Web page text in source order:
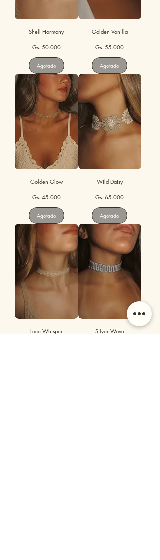
Shell Harmony
Precio
Gs. 50.000
Agotado
Golden Vanilla
Precio
Gs. 55.000
Agotado
Golden Glow
Precio
Gs. 45.000
Agotado
Wild Daisy
Precio
Gs. 65.000
Agotado
Lace Whisper
Silver Wave